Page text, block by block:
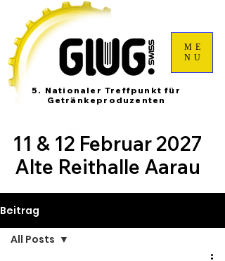
ME
NU
11 & 12 Februar 2027
Alte Reithalle Aarau
5. Nationaler Treffpunkt für
Getränkeproduzenten
Beitrag
All Posts